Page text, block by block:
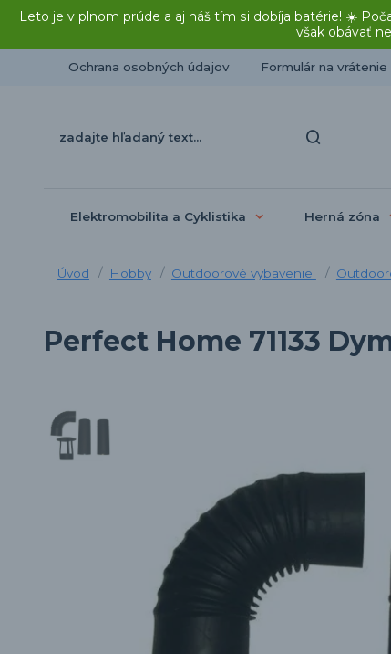
Leto je v plnom prúde a aj náš tím si dobíja batérie! ☀️
však obávať
Ochrana osobných údajov Formulár na
Elektromobilita a Cyklistika Herná zóna
Úvod Hobby Outdoorové vybavenie
Perfect Home 71133